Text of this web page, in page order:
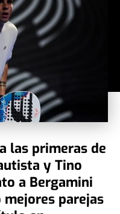
las primeras de
y Tino
a Bergamini
parejas